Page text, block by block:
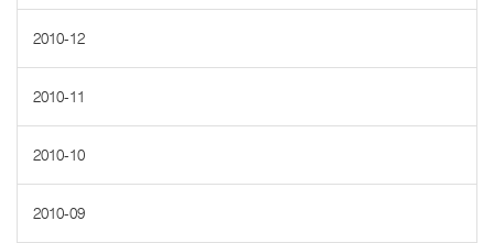
2010-12
2010-11
2010-10
2010-09